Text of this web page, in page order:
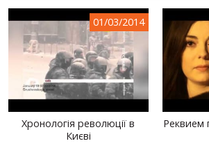
ВИДЕО
UKRSTREAM.TV
ВИДЕО СМИ
АМАТОРСКОЕ ВИДЕО
ХУДОЖЕСТВЕНЫЕ И ДОКУМЕНТАЛЬНЫЕ
01/03/2014
Хронологія революції в
Києві
Реквием